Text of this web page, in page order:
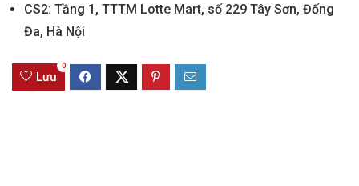
CS2: Tầng 1, TTTM Lotte Mart, số 229 Tây Sơn, Đống
Đa, Hà Nội
Lưu
0